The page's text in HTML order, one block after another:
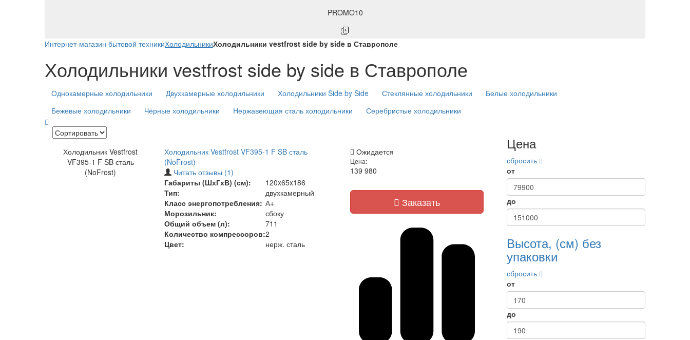
PROMO10
Интернет-магазин бытовой техникиХолодильникиХолодильники vestfrost side by side в Ставрополе
Холодильники vestfrost side by side в Ставрополе
Однокамерные холодильники Двухкамерные холодильники Холодильники Side by Side Стеклянные холодильники
Белые холодильники
Бежевые холодильники
Чёрные холодильники Нержавеющая сталь холодильники Серебристые холодильники
Холодильник Vestfrost
VF395-1 F SB сталь
(NoFrost)
Холодильник Vestfrost VF395-1 F SB сталь
(NoFrost)
Читать отзывы (1)
Габариты (ШхГхВ) (см):
120x65x186
Тип:
двухкамерный
Класс энергопотребления: А+
Морозильник:
сбоку
Общий объем (л):
711
Количество компрессоров:2
Цвет:
нерж. сталь
Ожидается
Цена:
139 980
Заказать
Цена
сбросить
от
до
Высота, (см) без
упаковки
сбросить
от
до